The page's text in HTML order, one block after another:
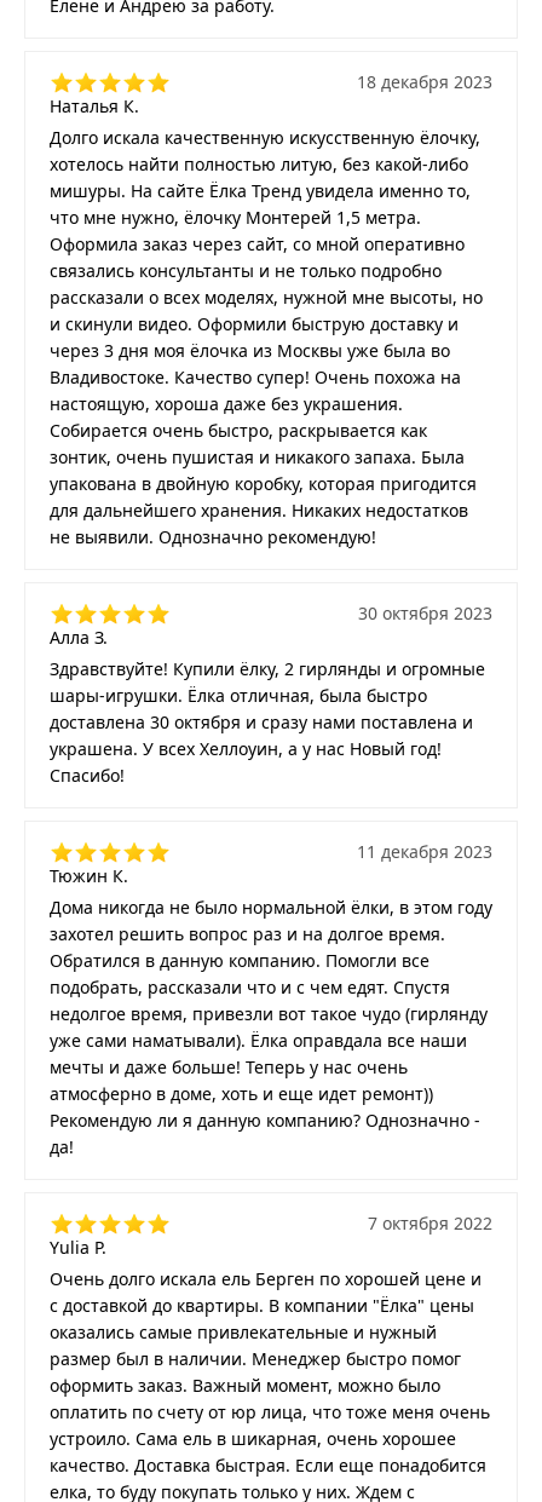
Елене и Андрею за работу.
Наталья К.
18 декабря 2023
Долго искала качественную искусственную ёлочку,
хотелось найти полностью литую, без какой-либо
мишуры. На сайте Ёлка Тренд увидела именно то,
что мне нужно, ёлочку Монтерей 1,5 метра.
Оформила заказ через сайт, со мной оперативно
связались консультанты и не только подробно
рассказали о всех моделях, нужной мне высоты, но
и скинули видео. Оформили быструю доставку и
через 3 дня моя ёлочка из Москвы уже была во
Владивостоке. Качество супер! Очень похожа на
настоящую, хороша даже без украшения.
Собирается очень быстро, раскрывается как
зонтик, очень пушистая и никакого запаха. Была
упакована в двойную коробку, которая пригодится
для дальнейшего хранения. Никаких недостатков
не выявили. Однозначно рекомендую!
Алла З.
30 октября 2023
Здравствуйте! Купили ёлку, 2 гирлянды и огромные
шары-игрушки. Ёлка отличная, была быстро
доставлена 30 октября и сразу нами поставлена и
украшена. У всех Хеллоуин, а у нас Новый год!
Спасибо!
Тюжин К.
11 декабря 2023
Дома никогда не было нормальной ёлки, в этом году
захотел решить вопрос раз и на долгое время.
Обратился в данную компанию. Помогли все
подобрать, рассказали что и с чем едят. Спустя
недолгое время, привезли вот такое чудо (гирлянду
уже сами наматывали). Ёлка оправдала все наши
мечты и даже больше! Теперь у нас очень
атмосферно в доме, хоть и еще идет ремонт))
Рекомендую ли я данную компанию? Однозначно -
да!
Yulia P.
7 октября 2022
Очень долго искала ель Берген по хорошей цене и
с доставкой до квартиры. В компании "Ёлка" цены
оказались самые привлекательные и нужный
размер был в наличии. Менеджер быстро помог
оформить заказ. Важный момент, можно было
оплатить по счету от юр лица, что тоже меня очень
устроило. Сама ель в шикарная, очень хорошее
качество. Доставка быстрая. Если еще понадобится
елка, то буду покупать только у них. Ждем с